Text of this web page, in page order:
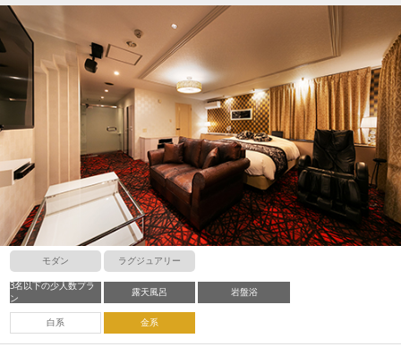
モダン ラグジュアリー
3名以下の少人数プラ
ン
露天風呂 岩盤浴
白系 金系